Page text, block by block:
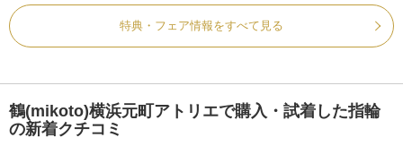
特典・フェア情報をすべて見る
鶴(mikoto)横浜元町アトリエで購入・試着した指輪
の新着クチコミ